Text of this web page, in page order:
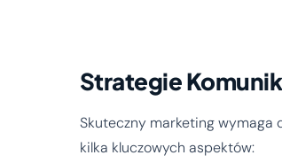
Strategie
Skuteczny marketing wymaga
kilka kluczowych aspektów: